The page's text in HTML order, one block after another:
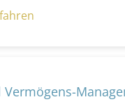
Vermögens-